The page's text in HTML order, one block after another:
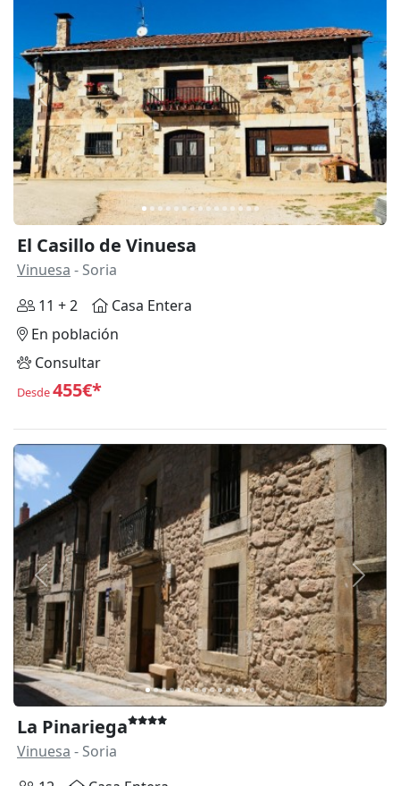
Anterior
El Casillo de Vinuesa
Vinuesa - Soria
11 + 2
Casa Entera
En población
Consultar
Desde455€*
Anterior
La Pinariega
Vinuesa - Soria